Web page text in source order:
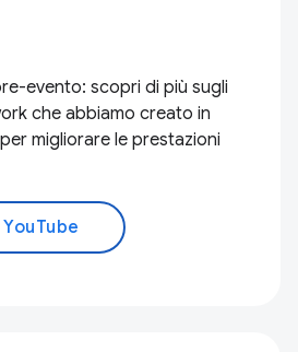
evento: scopri di più sugli
che abbiamo creato in
migliorare le prestazioni